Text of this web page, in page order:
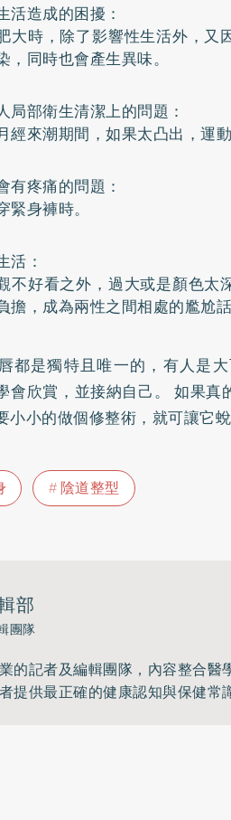
活造成的困擾：
大時，除了影響性生活外，又
，同時也會產生異味。
局部衛生清潔上的問題：
經來潮期間，如果太凸出，運
有疼痛的問題：
緊身褲時。
活：
不好看之外，過大或是顏色
擔，成為兩性之間相處的尷尬話
都是獨特且唯一的，有人是
會欣賞，並接納自己。 如果
小小的做個修整術，就可讓它
陰道整型
部
團隊
的記者及編輯團隊，內容整合
提供最正確的健康認知與保健常